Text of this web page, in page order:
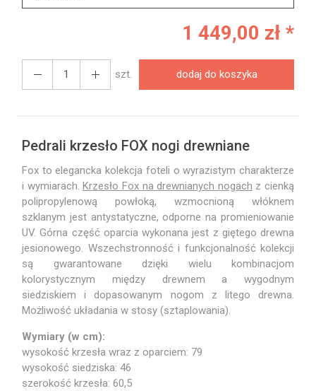
1 449,00 zł *
szt. dodaj do koszyka
Pedrali krzesło FOX nogi drewniane
Fox to elegancka kolekcja foteli o wyrazistym charakterze
i wymiarach.Krzesło Fox na drewnianych nogach z cienką
polipropylenową powłoką, wzmocnioną włóknem
szklanym jest antystatyczne, odporne na promieniowanie
UV. Górna część oparcia wykonana jest z giętego drewna
jesionowego. Wszechstronność i funkcjonalność kolekcji
są gwarantowane dzięki wielu kombinacjom
kolorystycznym między drewnem a wygodnym
siedziskiem i dopasowanym nogom z litego drewna.
Możliwość układania w stosy (sztaplowania).
Wymiary (w cm):
wysokość krzesła wraz z oparciem: 79
wysokość siedziska: 46
szerokość krzesła: 60,5